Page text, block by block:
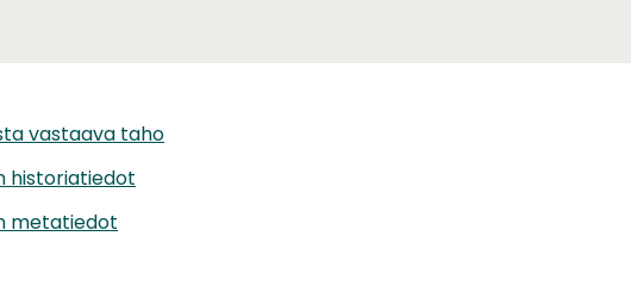
vastaava taho
historiatiedot
metatiedot